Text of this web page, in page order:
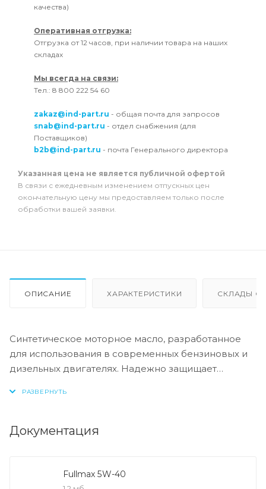
качества)
Оперативная отгрузка:
Отгрузка от 12 часов, при наличии товара на наших
складах
Мы всегда на связи:
Тел.: 8 800 222 54 60
zakaz@ind-part.ru - общая почта для запросов
snab@ind-part.ru - отдел снабжения (для
Поставщиков)
b2b@ind-part.ru - почта Генерального директора
Указанная цена не является публичной офертой
В связи с ежедневным изменением отпускных цен
окончательную цену мы предоставляем только после
обработки вашей заявки.
ОПИСАНИЕ ХАРАКТЕРИСТИКИ СКЛАДЫ
Синтетическое моторное масло, разработанное
для использования в современных бензиновых и
дизельных двигателях. Надежно защищает
требованиям безопасного и продолжительного
экстремальных условиях эксплуатации. Базовые
Документация
Fullmax 5W-40